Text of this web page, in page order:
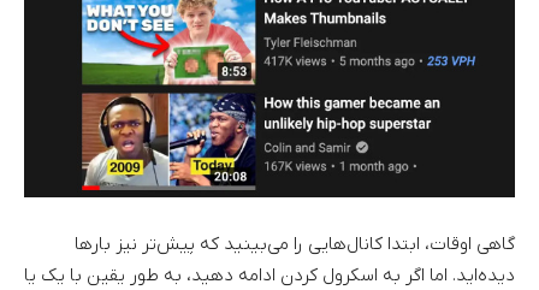
گاهی اوقات، ابتدا کانال‌هایی را می‌بینید که پیش‌تر نیز بارها
دیده‌اید. اما اگر به اسکرول کردن ادامه دهید، به طور یقین با یک یا